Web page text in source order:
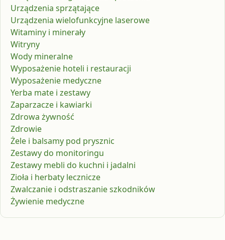
Urządzenia sprzątające
Urządzenia wielofunkcyjne laserowe
Witaminy i minerały
Witryny
Wody mineralne
Wyposażenie hoteli i restauracji
Wyposażenie medyczne
Yerba mate i zestawy
Zaparzacze i kawiarki
Zdrowa żywność
Zdrowie
Żele i balsamy pod prysznic
Zestawy do monitoringu
Zestawy mebli do kuchni i jadalni
Zioła i herbaty lecznicze
Zwalczanie i odstraszanie szkodników
Żywienie medyczne